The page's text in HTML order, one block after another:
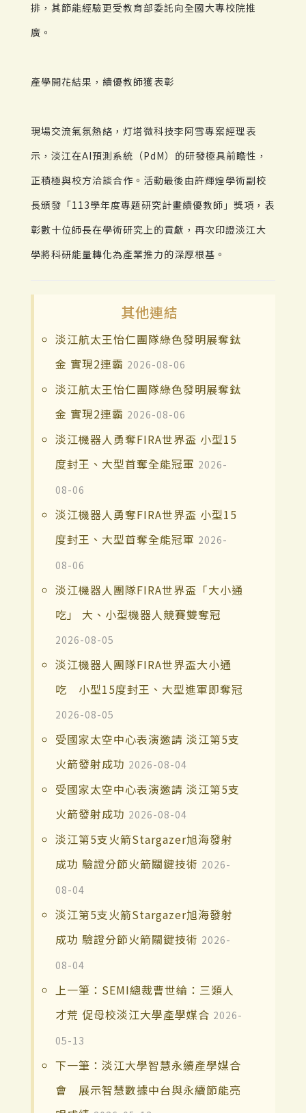
排，其節能經驗更受教育部委託向全國大專校院推
廣。
產學開花結果，績優教師獲表彰
現場交流氣氛熱絡，灯塔微科技李阿雪專案經理表
示，淡江在AI預測系統（PdM）的研發極具前瞻性，
正積極與校方洽談合作。活動最後由許輝煌學術副校
長頒發「113學年度專題研究計畫績優教師」獎項，表
彰數十位師長在學術研究上的貢獻，再次印證淡江大
學將科研能量轉化為產業推力的深厚根基。
其他連結
淡江航太王怡仁團隊綠色發明展奪鈦
金 實現2連霸 2026-08-06
淡江航太王怡仁團隊綠色發明展奪鈦
金 實現2連霸 2026-08-06
淡江機器人勇奪FIRA世界盃 小型15
度封王、大型首奪全能冠軍 2026-
08-06
淡江機器人勇奪FIRA世界盃 小型15
度封王、大型首奪全能冠軍 2026-
08-06
淡江機器人團隊FIRA世界盃「大小通
吃」 大、小型機器人競賽雙奪冠
2026-08-05
淡江機器人團隊FIRA世界盃大小通
吃 小型15度封王、大型進軍即奪冠
2026-08-05
受國家太空中心表演邀請 淡江第5支
火箭發射成功 2026-08-04
受國家太空中心表演邀請 淡江第5支
火箭發射成功 2026-08-04
淡江第5支火箭Stargazer旭海發射
成功 驗證分節火箭關鍵技術 2026-
08-04
淡江第5支火箭Stargazer旭海發射
成功 驗證分節火箭關鍵技術 2026-
08-04
上一筆：SEMI總裁曹世綸：三類人
才荒 促母校淡江大學產學媒合 2026-
05-13
下一筆：淡江大學智慧永續產學媒合
會 展示智慧數據中台與永續節能亮